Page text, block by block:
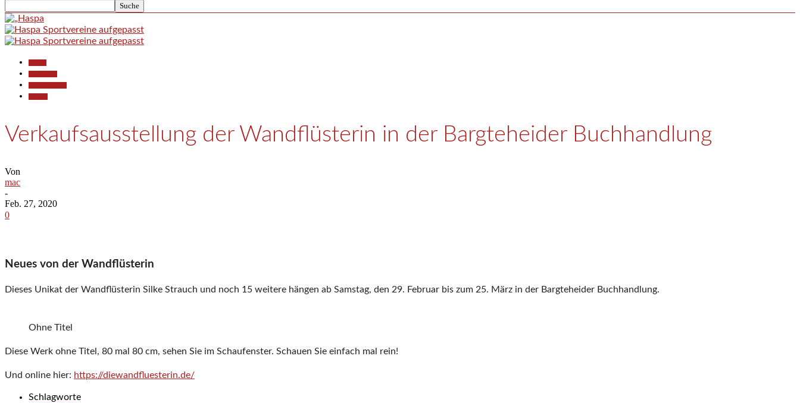
Verkaufsausstellung der Wandflüsterin in der Bargteheider Buchhandlung
Von
mac
-
Feb. 27, 2020
0
Neues von der Wandflüsterin
Dieses Unikat der Wandflüsterin Silke Strauch und noch 15 weitere hängen ab Samstag, den 29. Februar bis zum 25. März in der Bargteheider Buchhandlung.
Ohne Titel
Diese Werk ohne Titel, 80 mal 80 cm, sehen Sie im Schaufenster. Schauen Sie einfach mal rein!
Und online hier: https://diewandfluesterin.de/
Schlagworte